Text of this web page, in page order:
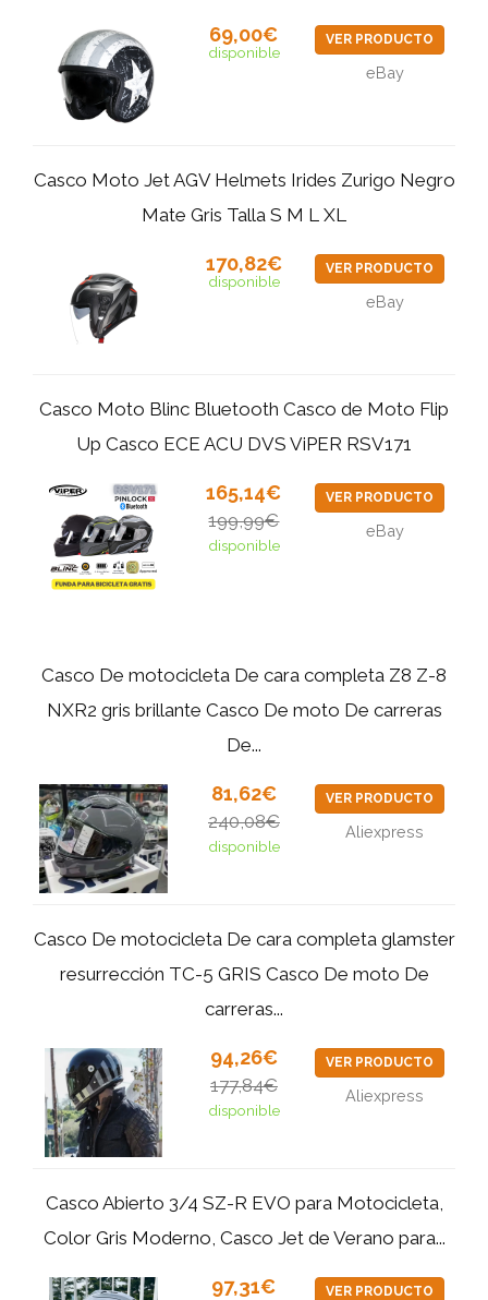
69,00€
disponible
VER PRODUCTO
eBay
Casco Moto Jet AGV Helmets Irides Zurigo Negro
Mate Gris Talla S M L XL
170,82€
disponible
VER PRODUCTO
eBay
Casco Moto Blinc Bluetooth Casco de Moto Flip
Up Casco ECE ACU DVS ViPER RSV171
165,14€
199,99€
disponible
VER PRODUCTO
eBay
Casco De motocicleta De cara completa Z8 Z-8
NXR2 gris brillante Casco De moto De carreras
De...
81,62€
240,08€
disponible
VER PRODUCTO
Aliexpress
Casco De motocicleta De cara completa glamster
resurrección TC-5 GRIS Casco De moto De
carreras...
94,26€
177,84€
disponible
VER PRODUCTO
Aliexpress
Casco Abierto 3/4 SZ-R EVO para Motocicleta,
Color Gris Moderno, Casco Jet de Verano para...
97,31€ VER PRODUCTO